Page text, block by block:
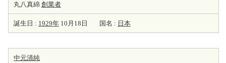
丸八真綿 創業者
誕生日 : 1929年 10月18日 国名 : 日本
中元清純